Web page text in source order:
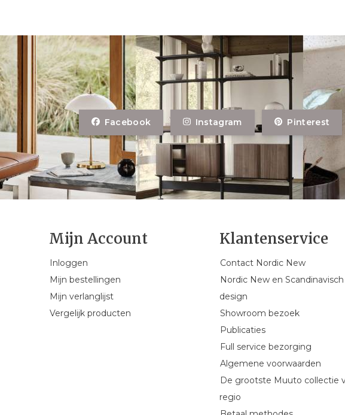
Facebook Instagram Pinterest
Mijn Account
Inloggen
Mijn bestellingen
Mijn verlanglijst
Vergelijk producten
Klantenservice
Contact Nordic New
Nordic New en Scandinavisch
design
Showroom bezoek
Publicaties
Full service bezorging
Algemene voorwaarden
De grootste Muuto collectie
regio